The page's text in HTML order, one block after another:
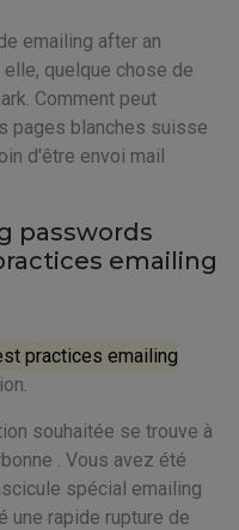
emailing after an
quelque chose de
Comment peut
pages blanches suisse
d'être envoi mail
passwords
emailing
practices emailing
souhaitée se trouve à
. Vous avez été
spécial emailing
une rapide rupture de